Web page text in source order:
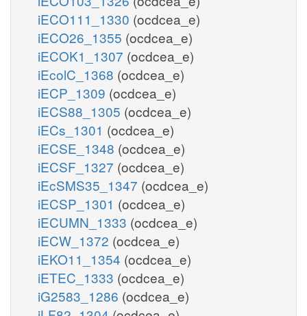
iECO111_1330 (ocdcea_e)
iECO26_1355 (ocdcea_e)
iECOK1_1307 (ocdcea_e)
iEcolC_1368 (ocdcea_e)
iECP_1309 (ocdcea_e)
iECS88_1305 (ocdcea_e)
iECs_1301 (ocdcea_e)
iECSE_1348 (ocdcea_e)
iECSF_1327 (ocdcea_e)
iEcSMS35_1347 (ocdcea_e)
iECSP_1301 (ocdcea_e)
iECUMN_1333 (ocdcea_e)
iECW_1372 (ocdcea_e)
iEKO11_1354 (ocdcea_e)
iETEC_1333 (ocdcea_e)
iG2583_1286 (ocdcea_e)